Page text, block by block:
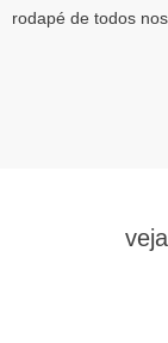
rodapé de todos